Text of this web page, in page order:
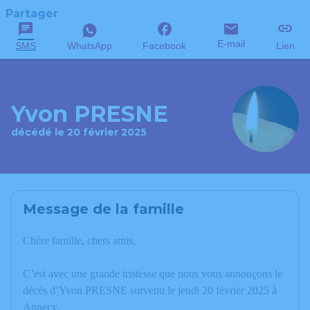
Partager
SMS WhatsApp Facebook E-mail Lien
Yvon PRESNE
décédé le 20 février 2025
Message de la famille
Chère famille, chers amis,
C’est avec une grande tristesse que nous vous annonçons le
décès d’Yvon PRESNE survenu le jeudi 20 février 2025 à
Annecy.